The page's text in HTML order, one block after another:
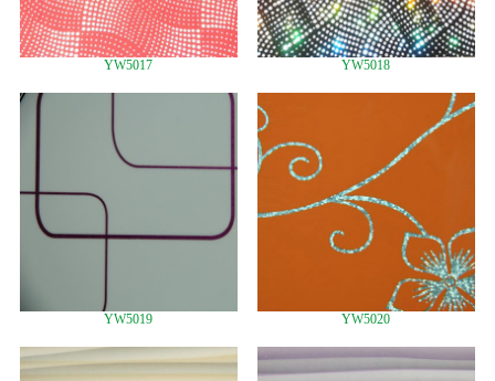
YW5017 YW5018
YW5019 YW5020